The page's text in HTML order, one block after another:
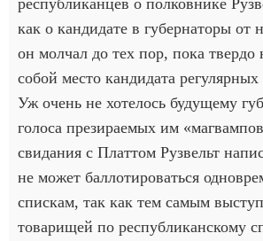
республиканцев о полковнике
как о кандидате в губернаторы от
он молчал до тех пор, пока твердо
собой место кандидата
Уж очень не хотелось будущему
голоса презираемых им
свидания с Платтом Рузвельт
не может баллотироваться
спискам, так как тем самым
товарищей по республиканскому